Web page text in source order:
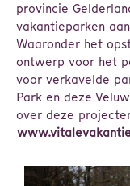
provincie
vakantieparken
Waaronder het
ontwerp voor het
voor verkavelde
Park en deze
over deze